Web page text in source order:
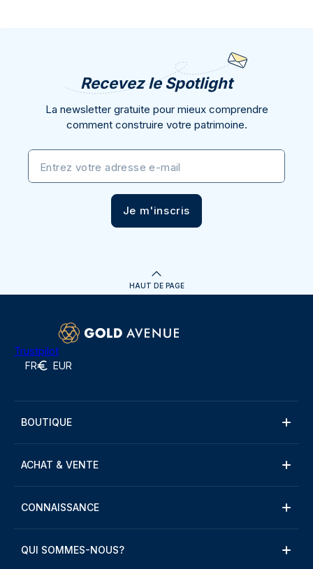
Recevez le Spotlight
La newsletter gratuite pour mieux comprendre
comment construire votre patrimoine.
Entrez votre adresse e-mail
Je m'inscris
HAUT DE PAGE
Trustpilot
FR EUR
BOUTIQUE
ACHAT & VENTE
CONNAISSANCE
QUI SOMMES-NOUS?